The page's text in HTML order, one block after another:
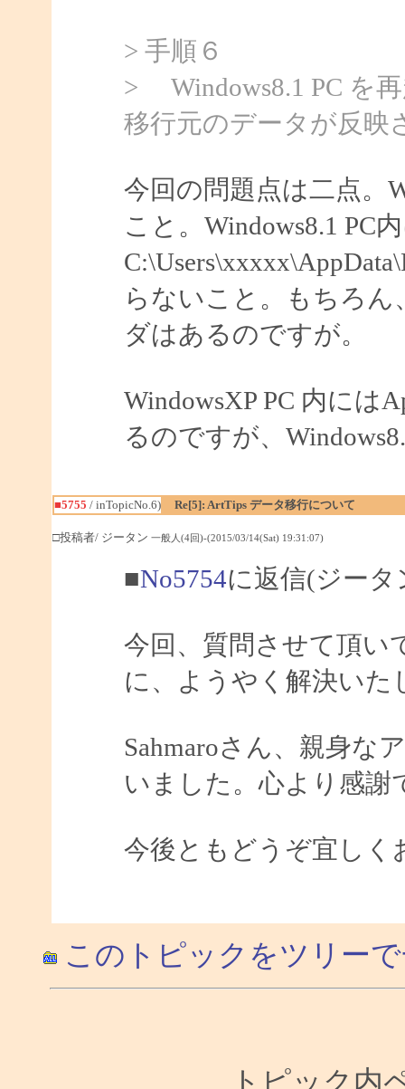
> 手順６
> Windows8.1 PC を
移行元のデータが反映
今回の問題点は二点。
こと。Windows8.1 PC
らないこと。もちろ
ダはあるのですが。
WindowsXP PC 内には
るのですが、
■5755 / inTopicNo.6) Re[5]: ArtTips データ移行について
□投稿者/ ジータン 一般人(4回)-(2015/03/14(Sat) 19:31:07)
■No5754に返信(ジー
今回、質問させて頂い
に、ようやく解決いた
Sahmaroさん、親身な
いました。心より感謝
今後ともどうぞ宜しく
このトピックをツリー
トピック内